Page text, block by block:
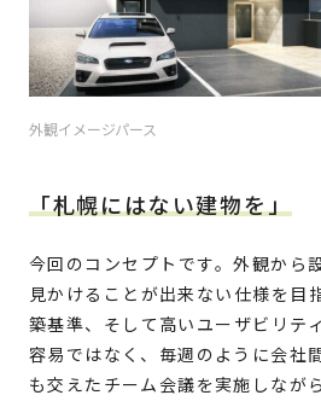
外観イメージパース
「札幌にはない建物を」
今回のコンセプトです。外観から
見かけることが出来ない仕様を目
築基準、そして高いユーザビリテ
容易ではなく、毎週のように会社
も交えたチーム会議を実施しなが